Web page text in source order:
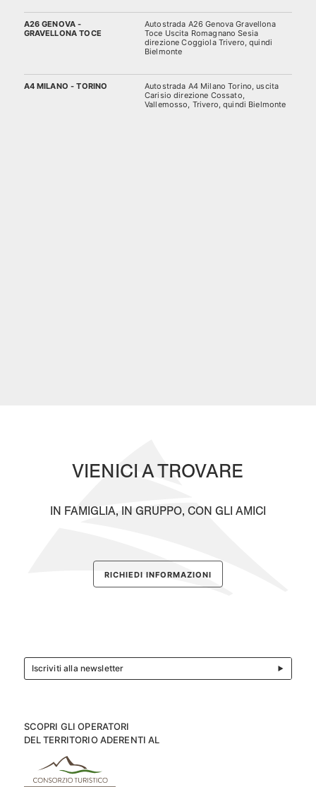
A26 GENOVA -
GRAVELLONA TOCE
Autostrada A26 Genova Gravellona
Toce Uscita Romagnano Sesia
direzione Coggiola Trivero, quindi
Bielmonte
A4 MILANO - TORINO
Autostrada A4 Milano Torino, uscita
Carisio direzione Cossato,
Vallemosso, Trivero, quindi Bielmonte
VIENICI A TROVARE
IN FAMIGLIA, IN GRUPPO, CON GLI AMICI
RICHIEDI INFORMAZIONI
Iscriviti alla newsletter
SCOPRI GLI OPERATORI
DEL TERRITORIO ADERENTI AL